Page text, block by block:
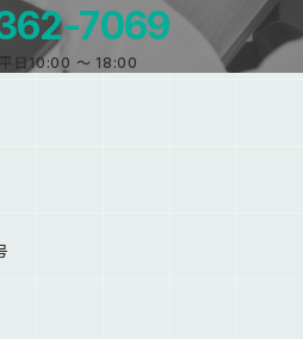
7069
日10:00 〜 18:00